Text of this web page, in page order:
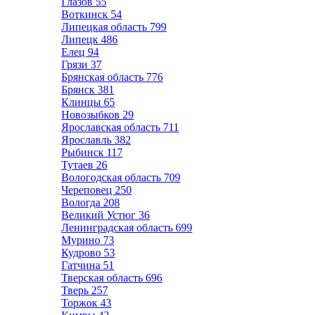
Воткинск 54
Липецкая область 799
Липецк 486
Елец 94
Грязи 37
Брянская область 776
Брянск 381
Клинцы 65
Новозыбков 29
Ярославская область 711
Ярославль 382
Рыбинск 117
Тутаев 26
Вологодская область 709
Череповец 250
Вологда 208
Великий Устюг 36
Ленинградская область 699
Мурино 73
Кудрово 53
Гатчина 51
Тверская область 696
Тверь 257
Торжок 43